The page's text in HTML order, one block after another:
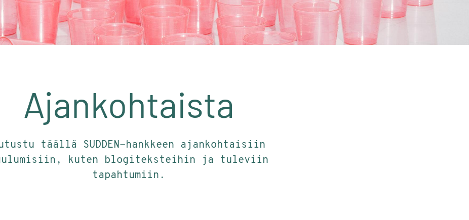
Ajankohtaista
täällä SUDDEN-hankkeen ajankohtaisiin
kuten blogiteksteihin ja tuleviin
tapahtumiin.